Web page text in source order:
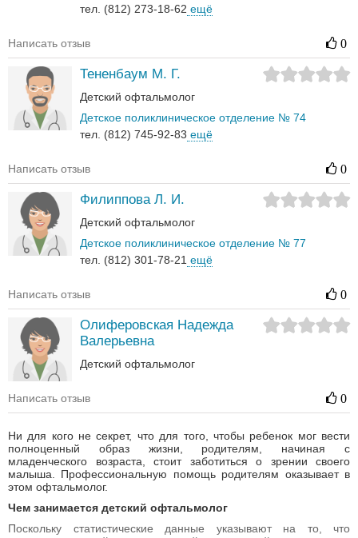
тел. (812) 273-18-62 ещё
Написать отзыв 0
Тененбаум М. Г.
Детский офтальмолог
Детское поликлиническое отделение № 74
тел. (812) 745-92-83 ещё
Написать отзыв 0
Филиппова Л. И.
Детский офтальмолог
Детское поликлиническое отделение № 77
тел. (812) 301-78-21 ещё
Написать отзыв 0
Олиферовская Надежда
Валерьевна
Детский офтальмолог
Написать отзыв 0
Ни для кого не секрет, что для того, чтобы ребенок мог вести
полноценный образ жизни, родителям, начиная с
младенческого возраста, стоит заботиться о зрении своего
малыша. Профессиональную помощь родителям оказывает в
этом офтальмолог.
Чем занимается детский офтальмолог
Поскольку статистические данные указывают на то, что